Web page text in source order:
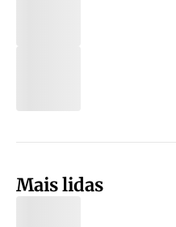
Mais lidas